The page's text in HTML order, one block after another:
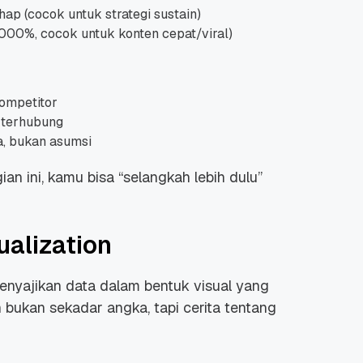
(cocok untuk strategi sustain)
cocok untuk konten cepat/viral)
bukan asumsi
ini, kamu bisa “selangkah lebih dulu”
data dalam bentuk visual yang
sekadar angka, tapi cerita tentang